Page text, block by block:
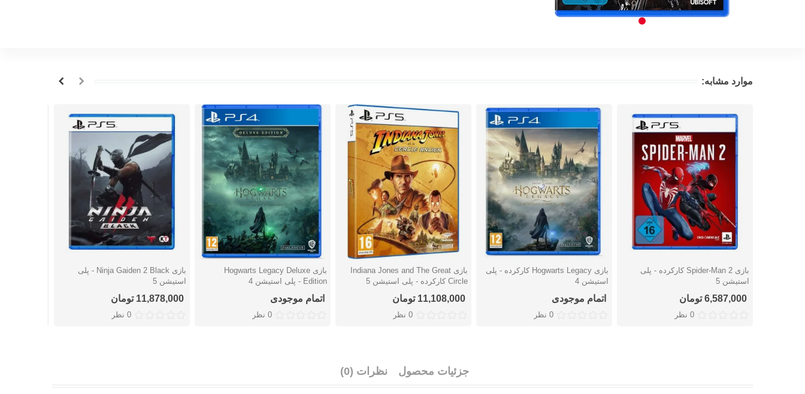
موارد مشابه:
دوست داشتنبازی Spider-Man 2 کارکرده - پلی
استیشن 5
6,587,000 تومان
0 نظر
دوست داشتن
بازی Hogwarts Legacy کارکرده - پلی
استیشن 4
اتمام موجودی
0 نظر
دوست داشتن
بازی Indiana Jones and The Great
Circle کارکرده - پلی استیشن 5
11,108,000 تومان
0 نظر
دوست داشتن
بازی Hogwarts Legacy Deluxe
Edition - پلی استیشن 4
اتمام موجودی
0 نظر
دوست داشتن
بازی Ninja Gaiden 2 Black - پلی
استیشن 5
11,878,000 تومان
0 نظر
جزئیات محصول نظرات (0)